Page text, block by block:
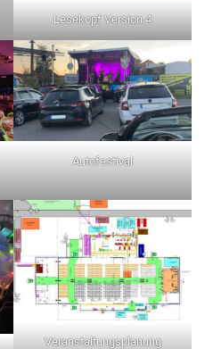
Lesekopf Version 4
Autofestival
Veranstaltungsplanung